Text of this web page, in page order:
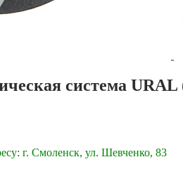
система
г. Смоленск, ул. Шевченко, 83